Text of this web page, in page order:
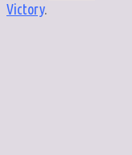
Victory.